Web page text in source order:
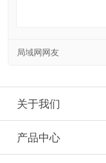
局域网网友
关于我们
产品中心